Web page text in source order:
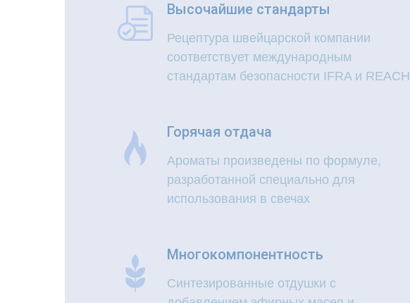
Высочайшие стандарты
Горячая отдача
Рецептура швейцарской компании
соответствует международным
стандартам безопасности IFRA и REACH
Ароматы произведены по формуле,
разработанной специально для
использования в свечах
Многокомпонентность
Синтезированные отдушки с